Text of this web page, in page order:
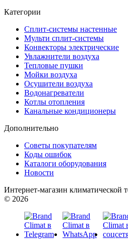
Категории
Сплит-системы настенные
Мульти сплит-системы
Конвекторы электрические
Увлажнители воздуха
Тепловые пушки
Мойки воздуха
Осушители воздуха
Водонагреватели
Котлы отопления
Канальные кондиционеры
Дополнительно
Советы покупателям
Коды ошибок
Каталоги оборудования
Новости
Интернет-магазин
© 2026